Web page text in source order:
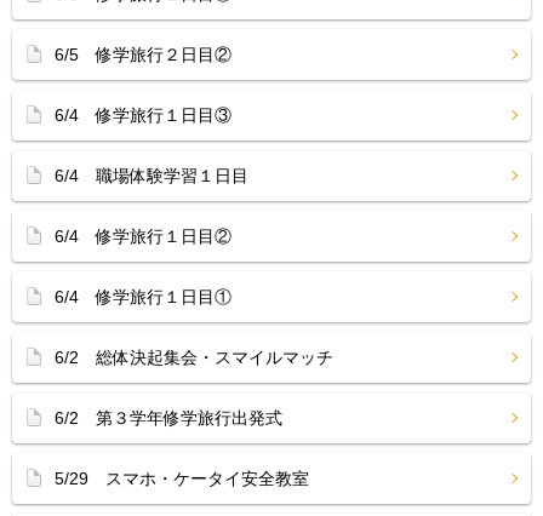
6/5 修学旅行２日目②
6/4 修学旅行１日目③
6/4 職場体験学習１日目
6/4 修学旅行１日目②
6/4 修学旅行１日目①
6/2 総体決起集会・スマイルマッチ
6/2 第３学年修学旅行出発式
5/29 スマホ・ケータイ安全教室